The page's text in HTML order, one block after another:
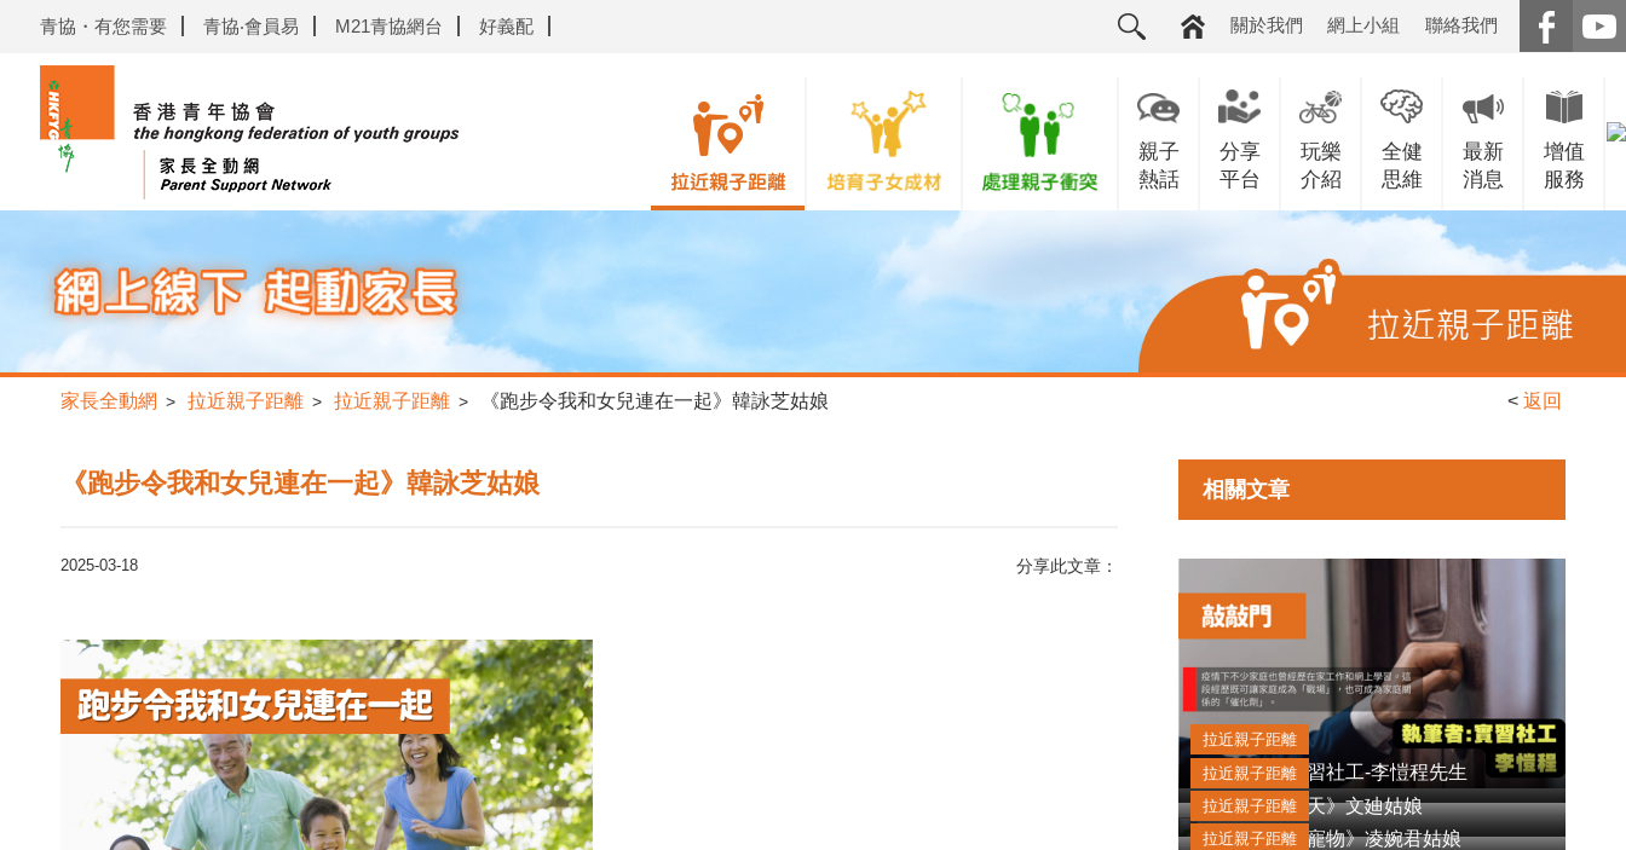
青協・有您需要 青協‧會員易 M21青協網台 好義配 關於我們 網上小組 聯絡我們
親子
熱話
分享
平台
玩樂
介紹
全健
思維
最新
消息
增值
服務
家長全動網 > 拉近親子距離 > 拉近親子距離 > 《跑步令我和女兒連在一起》韓詠芝姑娘 < 返回
《跑步令我和女兒連在一起》韓詠芝姑娘
2025-03-18 分享此文章：
相關文章
拉近親子距離
《敲敲門》實習社工-李愷程先生
拉近親子距離
《與孩子聊聊天》文廸姑娘
拉近親子距離
《小孩也能養寵物》凌婉君姑娘
拉近親子距離